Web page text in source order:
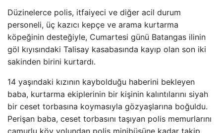
Düzinelerce polis, itfaiyeci ve diğer acil durum
personeli, üç kazıcı kepçe ve arama kurtarma
köpeğinin desteğiyle, Cumartesi günü Batangas ilinin
göl kıyısındaki Talisay kasabasında kayıp olan son iki
sakinden birini kurtardı.
14 yaşındaki kızının kaybolduğu haberini bekleyen
baba, kurtarma ekiplerinin bir kişinin kalıntılarını siyah
bir ceset torbasına koymasıyla gözyaşlarına boğuldu.
Perişan baba, ceset torbasını taşıyan polis memurlarını
çamurlu köy yolundan polis minibüsüne kadar takip